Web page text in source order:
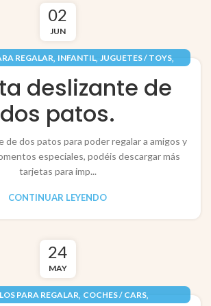
02
JUN
REGALAR, INFANTIL, JUGUETES / TOYS,
deslizante de
dos patos.
de dos patos para poder regalar a amigos y
especiales, podéis descargar más
tarjetas para imp...
CONTINUAR LEYENDO
24
MAY
PARA REGALAR, COCHES / CARS,